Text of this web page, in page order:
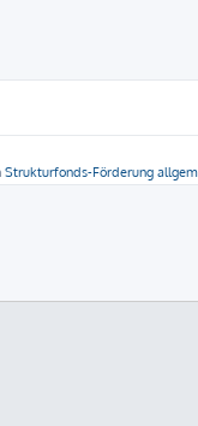
Strukturfonds-Förderung